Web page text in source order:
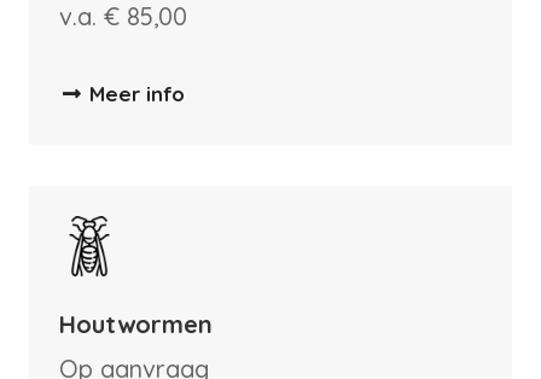
v.a. € 85,00
Meer info
Houtwormen
Op aanvraag